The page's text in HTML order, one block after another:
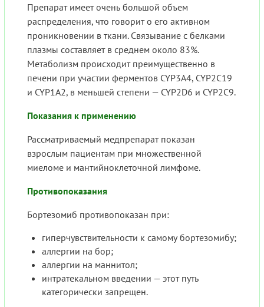
Препарат имеет очень большой объем
распределения, что говорит о его активном
проникновении в ткани. Связывание с белками
плазмы составляет в среднем около 83%.
Метаболизм происходит преимущественно в
печени при участии ферментов CYP3A4, CYP2C19
и CYP1A2, в меньшей степени — CYP2D6 и CYP2C9.
Показания к применению
Рассматриваемый медпрепарат показан
взрослым пациентам при множественной
миеломе и мантийноклеточной лимфоме.
Противопоказания
Бортезомиб противопоказан при:
гиперчувствительности к самому бортезомибу;
аллергии на бор;
аллергии на маннитол;
интратекальном введении — этот путь
категорически запрещен.